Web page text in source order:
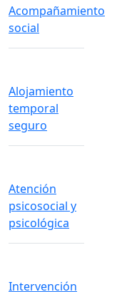
Acompañamiento
social
Alojamiento
temporal
seguro
Atención
psicosocial y
psicológica
Intervención